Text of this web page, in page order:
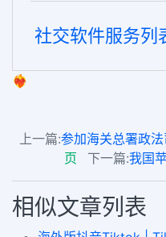
社交软件服务
❤️‍🔥
上一篇:参加海关总署政
页
下一篇:我国
相似文章列表